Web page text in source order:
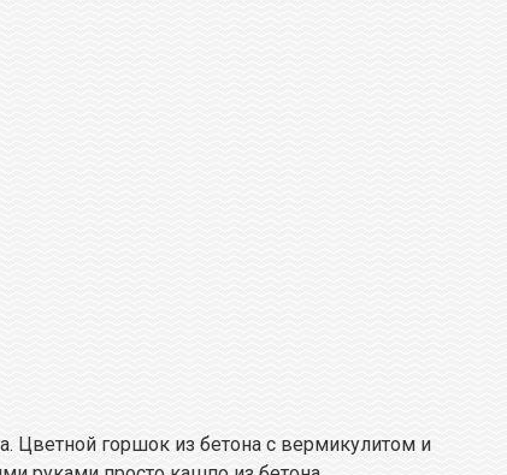
Цветной горшок из бетона с вермикулитом и